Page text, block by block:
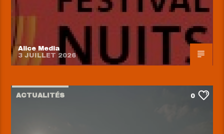
Alice Media
3 JUILLET 2026
ACTUALITÉS 0